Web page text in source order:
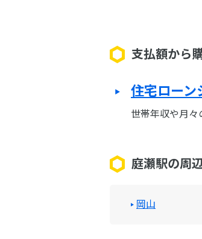
支払額から
住宅ローン
世帯年収や月
庭瀬駅の周
岡山